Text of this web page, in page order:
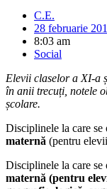
C.E.
28 februarie
8:03 am
Social
Elevii claselor a XI-a
în anii trecuți, notele
școlare.
Disciplinele la care se
maternă (pentru
Disciplinele la care se
maternă (pentru